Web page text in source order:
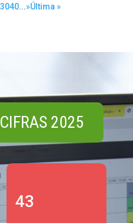
3040...»Última »
2025
43